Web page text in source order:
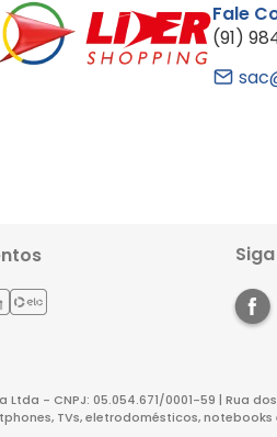
Fale
(91)
Ltda - CNPJ: 05.054.671/0001-59 | Rua
TVs, eletrodomésticos,